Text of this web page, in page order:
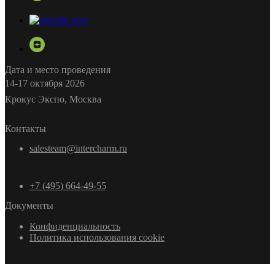
Дата и место проведения
14-17 октября 2026
Крокус Экспо, Москва
Контакты
salesteam@intercharm.ru
+7 (495) 664-49-55
Документы
Конфиденциальность
Политика использования cookie